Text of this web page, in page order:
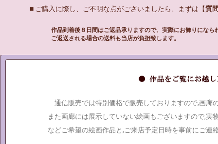
■ ご購入に際し、ご不明な点がございましたら、まずは【質
作品到着後８日間はご返品承りますので、実際にお飾りになら
ご返送される場合の送料も当店が負担致します。
通信販売では特別価格で販売しておりますので,画廊
また画廊には展示していない絵画もございますので,
などご希望の絵画作品と,ご来店予定日時を事前にご連